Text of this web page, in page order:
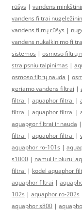
rūšys | vandens
vandens filtrai
vandens filtrų rūšys |
vandens nukalkinimo
sistemos | osmoso filtrų
straipsniu talpinimas |
osmoso filtrų nauda |
geriamo vandens filtrai |
filtrai | aquaphor filtrai |
filtrai | aquaphor filtrai |
aquapgor filtrai ir nauda |
filtrai | aquaphor filtrai |
aquaphor ro-101s |
s1000 | namui ir biurui
filtrai | kodel aquaphor
aquaphor filtrai |
102s | aquaphor ro-202s
aquaphor s800 |